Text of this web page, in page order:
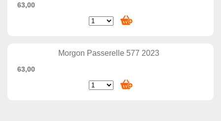
63,00
Morgon Passerelle 577 2023
63,00